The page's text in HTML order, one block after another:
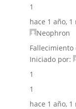
1
hace 1 año, 1
Neophron
Fallecimiento
Iniciado por:
1
1
hace 1 año, 1